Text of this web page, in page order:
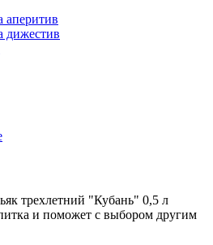
аперитив
дижестив
трехлетний "Кубань" 0,5 л
и поможет с выбором другим